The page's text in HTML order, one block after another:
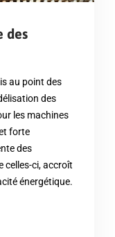
des
au point des
des
les machines
forte
des
celles-ci, accroît
énergétique.